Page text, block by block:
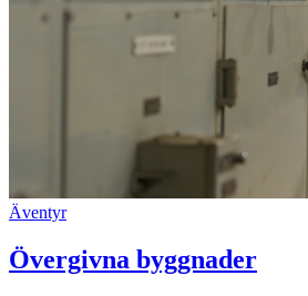
Äventyr
Övergivna byggnader